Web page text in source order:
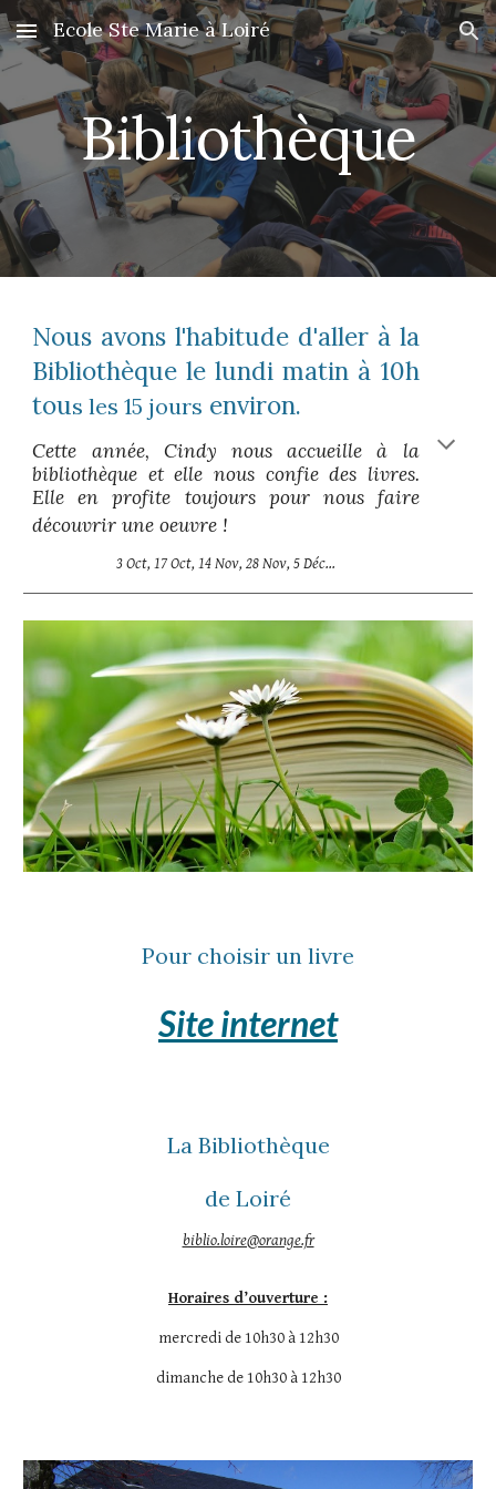
Skip to main content Skip to navigation
Ecole Ste Marie à Loiré
Bibliothèque
Nous avons l'habitude d'aller à la
Bibliothèque le lundi matin à 10h
tous les 15 jours environ.
Cette année, Cindy nous accueille à la
bibliothèque et elle nous confie des livres.
Elle en profite toujours pour nous faire
découvrir une oeuvre !
3 Oct, 17 Oct, 14 Nov, 28 Nov, 5 Déc...
Pour choisir un livre
Site internet
La Bibliothèque
de Loiré
biblio.loire@orange.fr
Horaires d’ouverture :
mercredi de 10h30 à 12h30
dimanche de 10h30 à 12h30